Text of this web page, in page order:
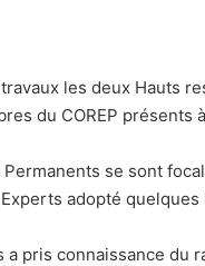
les deux Hauts
du COREP présents
se sont
adopté
pris connaissance du